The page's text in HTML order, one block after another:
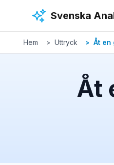
Svenska
Hem Uttryck Åt en
Åt